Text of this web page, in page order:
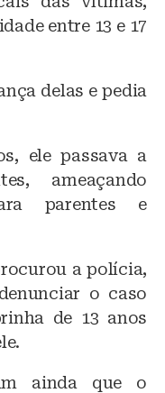
entre 13 e 17
delas e pedia
ele passava a
ameaçando
parentes e
a polícia,
o caso
de 13 anos
ainda que o